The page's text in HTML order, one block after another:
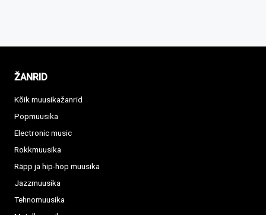
ŽANRID
Kõik muusikažanrid
Popmuusika
Electronic music
Rokkmuusika
Räpp ja hip-hop muusika
Jazzmuusika
Tehnomuusika